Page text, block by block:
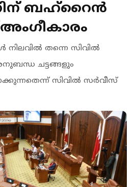
ബഹ്റൈൻ
നിലവിൽ തന്നെ സിവിൽ
ചട്ടങ്ങളും
സിവിൽ സർവീസ്